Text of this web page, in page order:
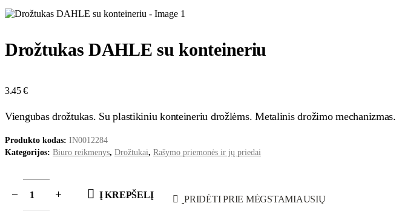
Drožtukas DAHLE su konteineriu
3.45€
Viengubas drožtukas. Su plastikiniu konteineriu drožlėms. Metalinis drožimo mechanizmas.
Produkto kodas: IN0012284
Kategorijos: Biuro reikmenys, Drožtukai, Rašymo priemonės ir jų priedai
Į KREPŠELĮ PRIDĖTI PRIE MĖGSTAMIAUSIŲ